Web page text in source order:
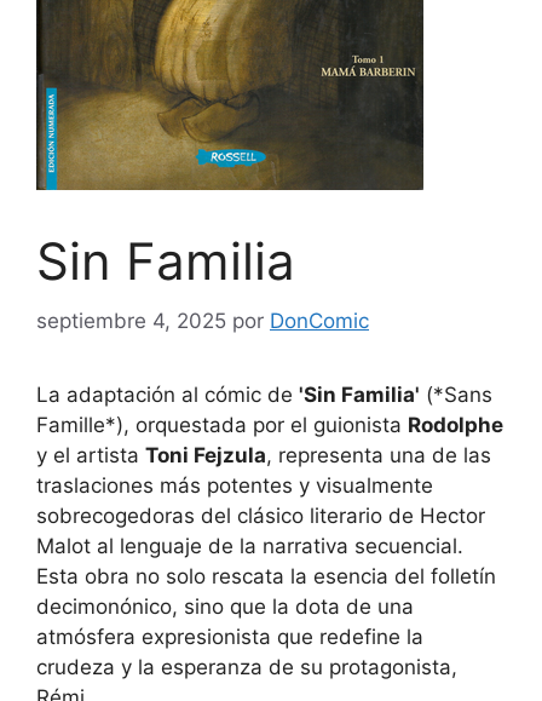
Sin Familia
septiembre 4, 2025 por DonComic
La adaptación al cómic de 'Sin Familia' (*Sans
Famille*), orquestada por el guionista Rodolphe
y el artista Toni Fejzula, representa una de las
traslaciones más potentes y visualmente
sobrecogedoras del clásico literario de Hector
Malot al lenguaje de la narrativa secuencial.
Esta obra no solo rescata la esencia del folletín
decimonónico, sino que la dota de una
atmósfera expresionista que redefine la
crudeza y la esperanza de su protagonista,